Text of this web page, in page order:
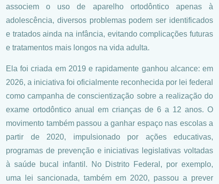
associem o uso de aparelho ortodôntico apenas à
adolescência, diversos problemas podem ser identificados
e tratados ainda na infância, evitando complicações futuras
e tratamentos mais longos na vida adulta.
Ela foi criada em 2019 e rapidamente ganhou alcance: em
2026, a iniciativa foi oficialmente reconhecida por lei federal
como campanha de conscientização sobre a realização do
exame ortodôntico anual em crianças de 6 a 12 anos. O
movimento também passou a ganhar espaço nas escolas a
partir de 2020, impulsionado por ações educativas,
programas de prevenção e iniciativas legislativas voltadas
à saúde bucal infantil. No Distrito Federal, por exemplo,
uma lei sancionada, também em 2020, passou a prever